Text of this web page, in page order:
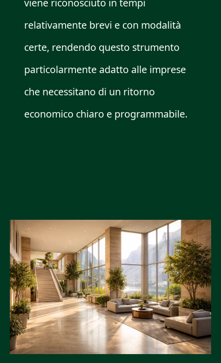
viene riconosciuto in tempi
relativamente brevi e con modalità
certe, rendendo questo strumento
particolarmente adatto alle imprese
che necessitano di un ritorno
economico chiaro e programmabile.